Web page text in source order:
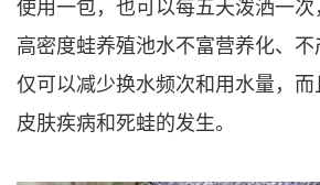
使用一包，也可以每五天泼洒一
高密度蛙养殖池水不富营养化、
仅可以减少换水频次和用水量，
皮肤疾病和死蛙的发生。